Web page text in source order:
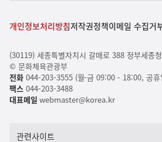
개인정보처리방침저작권정책이메일 수집거
(30119) 세종특별자치시 갈매로 388 정부세종
© 문화체육관광부
전화044-203-3555 (월-금 09:00 - 18:00, 공휴
팩스044-203-3488
대표메일 webmaster@korea.kr
관련사이트